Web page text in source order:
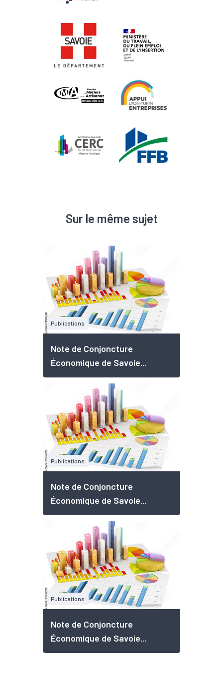
Sur le même sujet
Publications
Note de Conjoncture
Économique de Savoie...
Publications
Note de Conjoncture
Économique de Savoie...
Publications
Note de Conjoncture
Économique de Savoie...